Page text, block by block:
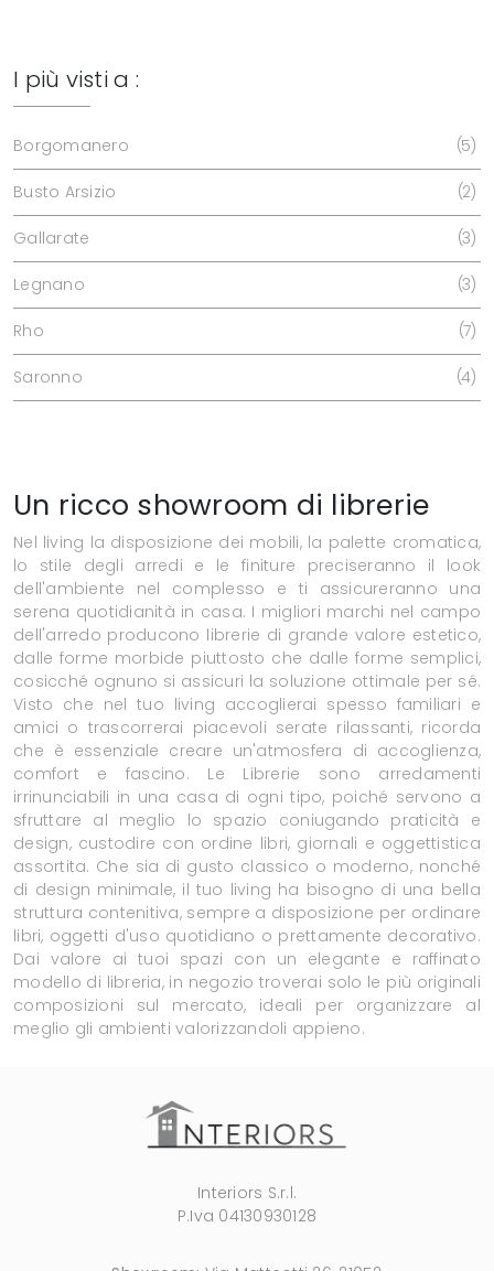
I più visti a :
Borgomanero 5
Busto Arsizio 2
Gallarate 3
Legnano 3
Rho 7
Saronno 4
Un ricco showroom di librerie
Nel living la disposizione dei mobili, la palette cromatica,
lo stile degli arredi e le finiture preciseranno il look
dell'ambiente nel complesso e ti assicureranno una
serena quotidianità in casa. I migliori marchi nel campo
dell'arredo producono librerie di grande valore estetico,
dalle forme morbide piuttosto che dalle forme semplici,
cosicché ognuno si assicuri la soluzione ottimale per sé.
Visto che nel tuo living accoglierai spesso familiari e
amici o trascorrerai piacevoli serate rilassanti, ricorda
che è essenziale creare un'atmosfera di accoglienza,
comfort e fascino. Le Librerie sono arredamenti
irrinunciabili in una casa di ogni tipo, poiché servono a
sfruttare al meglio lo spazio coniugando praticità e
design, custodire con ordine libri, giornali e oggettistica
assortita. Che sia di gusto classico o moderno, nonché
di design minimale, il tuo living ha bisogno di una bella
struttura contenitiva, sempre a disposizione per ordinare
libri, oggetti d'uso quotidiano o prettamente decorativo.
Dai valore ai tuoi spazi con un elegante e raffinato
modello di libreria, in negozio troverai solo le più originali
composizioni sul mercato, ideali per organizzare al
meglio gli ambienti valorizzandoli appieno.
Interiors S.r.l.
P.Iva 04130930128